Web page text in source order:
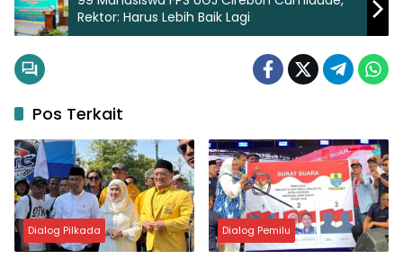
Rektor: Harus Lebih Baik Lagi
Pos Terkait
Dialog Pilkada Dialog Pemilu